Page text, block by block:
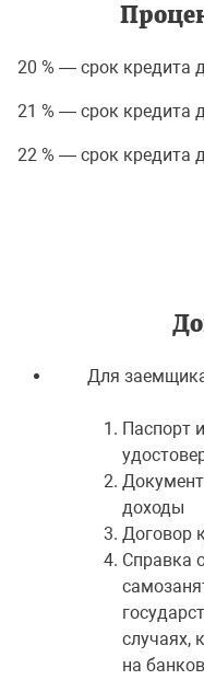
20 % — срок кредита
21 % — срок кредита
22 % — срок кредита
Для
Паспорт
доходы
Договор
Справка
случаях,
на